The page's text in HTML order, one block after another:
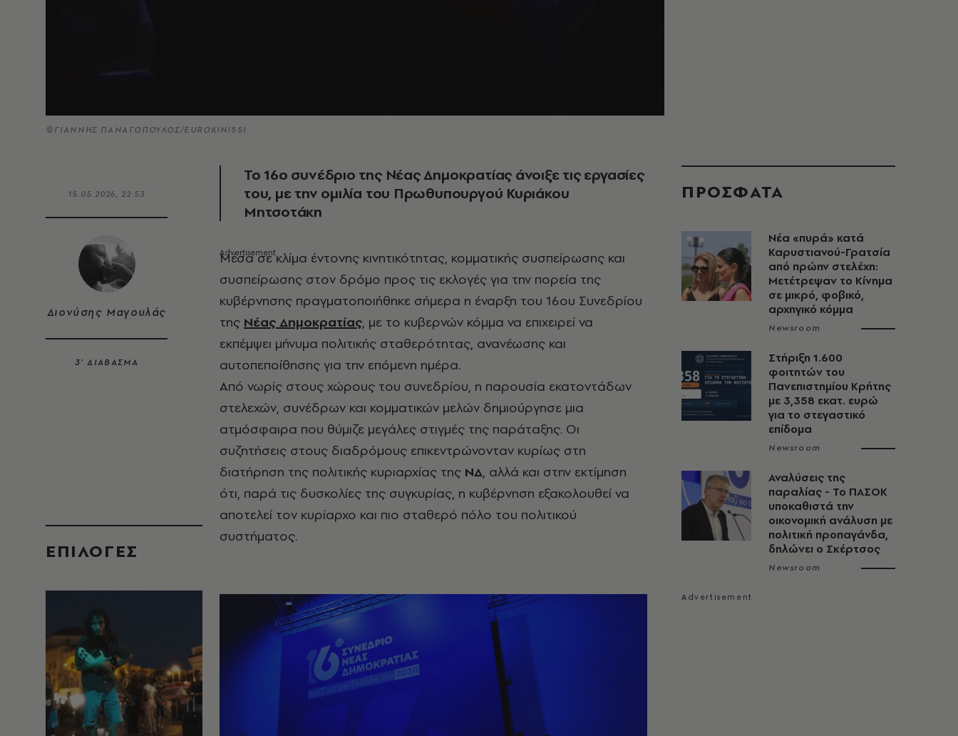
©ΓΙΑΝΝΗΣ ΠΑΝΑΓΟΠΟΥΛΟΣ/EUROKINISSI
15.05.2026, 22:53
Διονύσης Μαγουλάς
3’ ΔΙΑΒΑΣΜΑ
EΠΙΛΟΓΈΣ
To 16o συνέδριο της Νέας Δημοκρατίας άνοιξε τις εργασίες
του, με την ομιλία του Πρωθυπουργού Κυριάκου
Μητσοτάκη
Μέσα σε κλίμα έντονης κινητικότητας, κομματικής συσπείρωσης και
συσπείρωσης στον δρόμο προς τις εκλογές για την πορεία της
κυβέρνησης πραγματοποιήθηκε σήμερα η έναρξη του 16ου Συνεδρίου
της Νέας Δημοκρατίας, με το κυβερνών κόμμα να επιχειρεί να
εκπέμψει μήνυμα πολιτικής σταθερότητας, ανανέωσης και
αυτοπεποίθησης για την επόμενη ημέρα.
Από νωρίς στους χώρους του συνεδρίου, η παρουσία εκατοντάδων
στελεχών, συνέδρων και κομματικών μελών δημιούργησε μια
ατμόσφαιρα που θύμιζε μεγάλες στιγμές της παράταξης. Οι
συζητήσεις στους διαδρόμους επικεντρώνονταν κυρίως στη
διατήρηση της πολιτικής κυριαρχίας της ΝΔ, αλλά και στην εκτίμηση
ότι, παρά τις δυσκολίες της συγκυρίας, η κυβέρνηση εξακολουθεί να
αποτελεί τον κυρίαρχο και πιο σταθερό πόλο του πολιτικού
συστήματος.
ΠΡΟΣΦΑΤΑ
Νέα «πυρά» κατά
Καρυστιανού-Γρατσία
από πρώην στελέχη:
Μετέτρεψαν το Κίνημα
σε μικρό, φοβικό,
αρχηγικό κόμμα
Newsroom
Στήριξη 1.600
φοιτητών του
Πανεπιστημίου Κρήτης
με 3,358 εκατ. ευρώ
για το στεγαστικό
επίδομα
Newsroom
Αναλύσεις της
παραλίας - Το ΠΑΣΟΚ
υποκαθιστά την
οικονομική ανάλυση με
πολιτική προπαγάνδα,
δηλώνει ο Σκέρτσος
Newsroom